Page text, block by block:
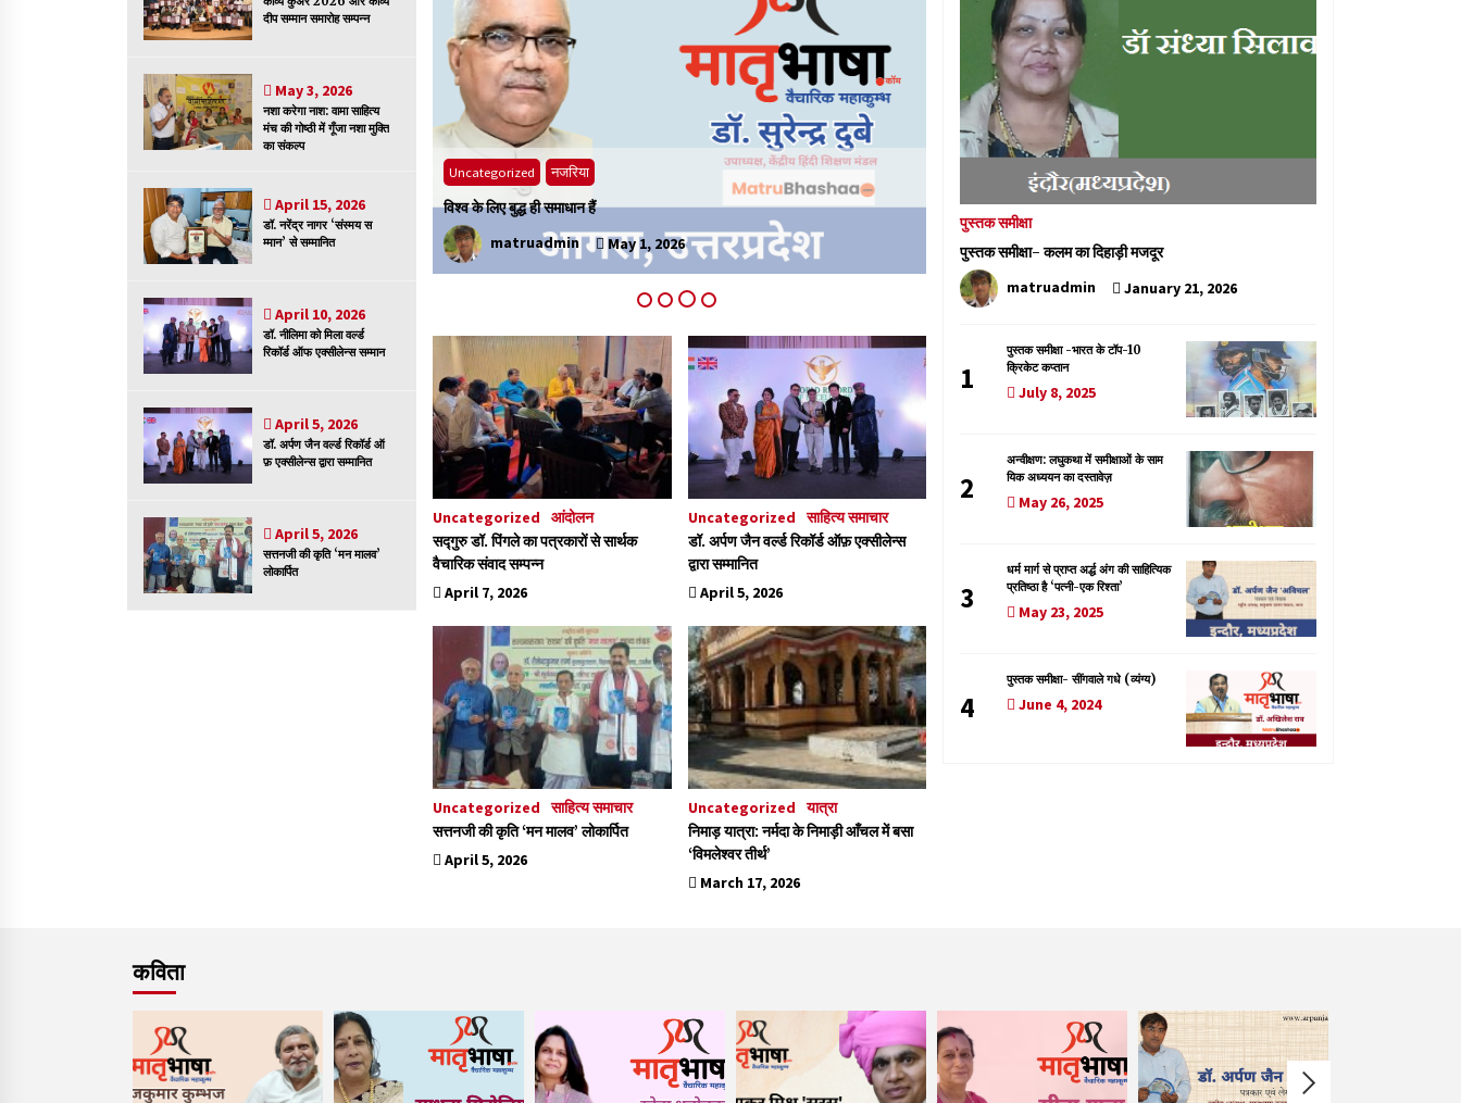
हिन्दी कवि सम्मेलन आज भी अकेला है ओम जी के
बिना….
July 7, 2023
दीप सम्मान समारोह सम्पन्न
May 3, 2026
नशा करेगा नाश: वामा साहित्य
मंच की गोष्ठी में गूँजा नशा मुक्ति
का संकल्प
April 15, 2026
डॉ. नरेंद्र नागर ‘संस्मय स
म्मान’ से सम्मानित
April 10, 2026
डॉ. नीलिमा को मिला वर्ल्ड
रिकॉर्ड ऑफ एक्सीलेन्स सम्मान
April 5, 2026
डॉ. अर्पण जैन वर्ल्ड रिकॉर्ड ऑ
फ़ एक्सीलेन्स द्वारा सम्मानित
April 5, 2026
सत्तनजी की कृति ‘मन मालव’
लोकार्पित
May 1, 2026
Uncategorized मातृभाषा
भाषा विभाग ने विद्यार्थियों के लिए आयोजित किया प्रशिक्षण
matruadmin
April 30, 2026
Uncategorized
आंदोलन
सद्गुरु डॉ. पिंगले का पत्रकारों से सार्थक
वैचारिक संवाद सम्पन्न
April 7, 2026
Uncategorized साहित्य समाचार
डॉ. अर्पण जैन वर्ल्ड रिकॉर्ड ऑफ़ एक्सीलेन्स
द्वारा सम्मानित
April 5, 2026
Uncategorized
साहित्य समाचार
सत्तनजी की कृति ‘मन मालव’ लोकार्पित
April 5, 2026
Uncategorized यात्रा
निमाड़ यात्रा: नर्मदा के निमाड़ी आँचल में बसा
‘विमलेश्वर तीर्थ’
March 17, 2026
पुस्तक समीक्षा
पुस्तक समीक्षा- कलम का दिहाड़ी मजदूर
matruadmin
January 21, 2026
1
पुस्तक समीक्षा -भारत के टॉप-10
क्रिकेट कप्तान
July 8, 2025
2
अन्वीक्षण: लघुकथा में समीक्षाओं के साम
यिक अध्ययन का दस्तावेज़
May 26, 2025
3
धर्म मार्ग से प्राप्त अर्द्ध अंग की साहित्यिक
प्रतिष्ठा है ‘पत्नी-एक रिश्ता’
May 23, 2025
4
पुस्तक समीक्षा- सींगवाले गधे (व्यंग्य)
June 4, 2024
कविता